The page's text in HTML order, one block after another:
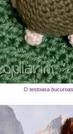
O testoasa